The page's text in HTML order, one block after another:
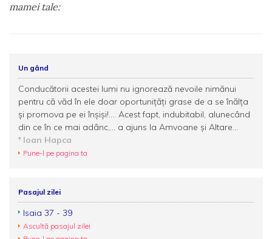
mamei tale:
Un gând
Conducătorii acestei lumi nu ignorează nevoile nimănui
pentru că văd în ele doar oportunițăți grase de a se înălța
și promova pe ei înșiși!.... Acest fapt, indubitabil, alunecând
din ce în ce mai adânc,... a ajuns la Amvoane și Altare...
Ioan Hapca
Pune-l pe pagina ta
Pasajul zilei
Isaia 37 - 39
Ascultă pasajul zilei